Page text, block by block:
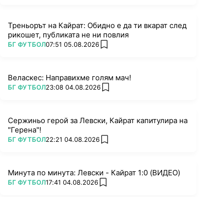
Треньорът на Кайрат: Обидно е да ти вкарат след
рикошет, публиката не ни повлия
ПОВЕЧЕ ОТ
БГ ФУТБОЛ07:51 05.08.2026 add favorites
Веласкес: Направихме голям мач!
ПОВЕЧЕ ОТ
БГ ФУТБОЛ23:08 04.08.2026 add favorites
Сержиньо герой за Левски, Кайрат капитулира на
"Герена"!
ПОВЕЧЕ ОТ
БГ ФУТБОЛ22:21 04.08.2026 add favorites
Минута по минута: Левски - Кайрат 1:0 (ВИДЕО)
ПОВЕЧЕ ОТ
БГ ФУТБОЛ17:41 04.08.2026 add favorites